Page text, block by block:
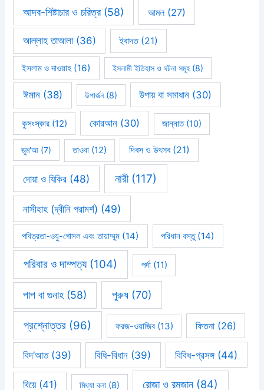
আদব-শিষ্টাচার ও চরিত্র(58) আমল(27)
আল্লাহ তাআলা(36) ইবাদত(21)
ইসলাম ও দাওয়াহ (16) ইসলামী ইতিহাস ও ঘটনা সমূহ(8)
ঈমান(38) উপার্জন(8) উপায় বা সমাধান (30)
কুসংস্কার(12) কোরআন (30) জান্নাত(10)
জুম'আ (7) তাওবা (12) দিবস ও উৎসব(21)
দোয়া ও যিকির (48) নারী(117)
নাসীহাহ (দ্বীনি পরামর্শ) (49)
পবিত্রতা-ওযু-গোসল এবং তায়াম্মুম (14) পরিধান বস্তু(14)
পরিবার ও দাম্পত্য(104) পর্দা(11)
পাপ বা গুনাহ(58) পুরুষ(70)
প্রশ্নোত্তর (96) ফরজ-ওয়াজিব(13) ফিতনা(26)
বিদ’আত(39) বিধি-বিধান (39) বিবিধ-প্রসঙ্গ(44)
বিয়ে(41) মিথ্যা বলা(8) রোজা ও রমজান (84)